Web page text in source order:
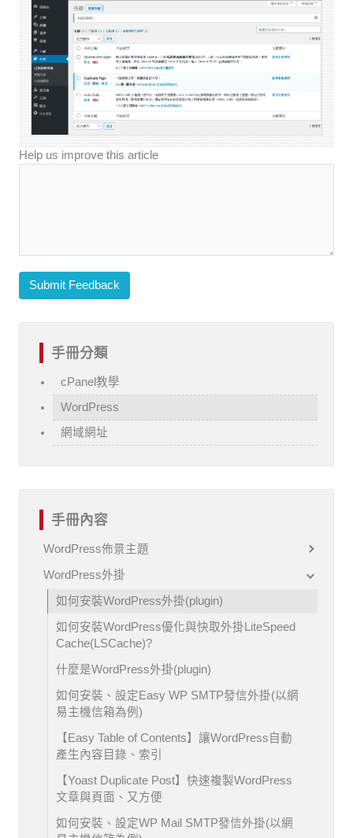
Help us improve this article
Submit Feedback
手冊分類
cPanel教學
WordPress
網域網址
手冊內容
WordPress佈景主題
WordPress外掛
如何安裝WordPress外掛(plugin)
如何安裝WordPress優化與快取外掛LiteSpeed
Cache(LSCache)?
什麼是WordPress外掛(plugin)
如何安裝、設定Easy WP SMTP發信外掛(以網
易主機信箱為例)
【Easy Table of Contents】讓WordPress自動
產生內容目錄、索引
【Yoast Duplicate Post】快速複製WordPress
文章與頁面、又方便
如何安裝、設定WP Mail SMTP發信外掛(以網